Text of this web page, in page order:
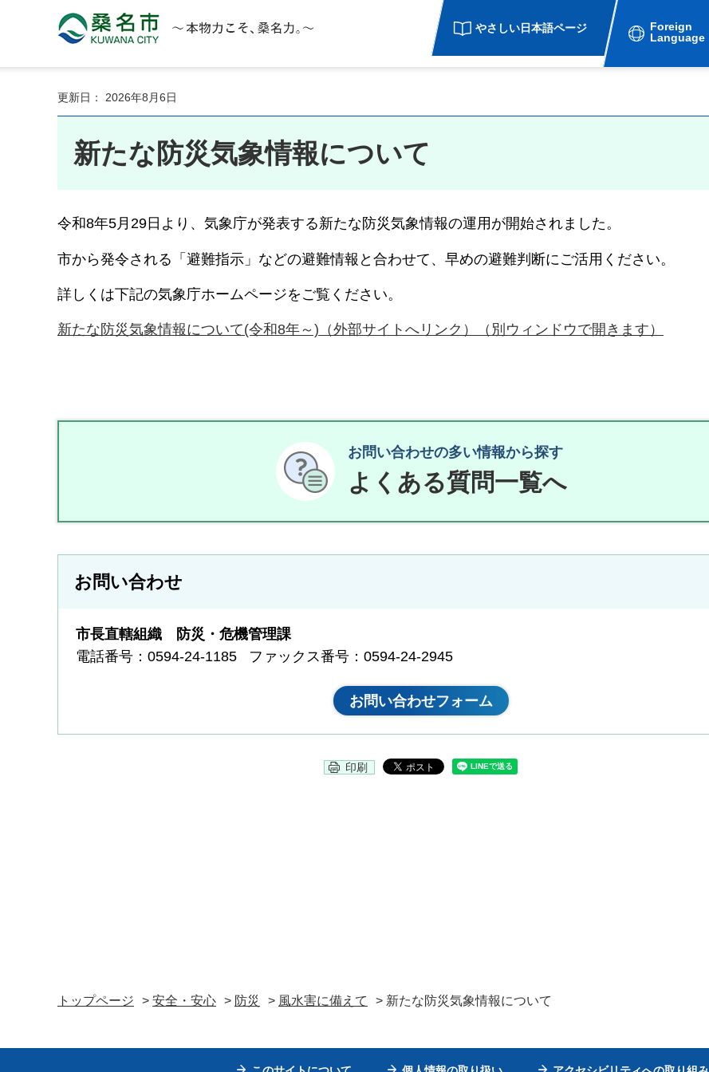
桑名市 KUWANA CITY 本物力こそ、桑名力。
やさしい日本語ページ
Foreign
Language
更新日： 2026年8月6日
新たな防災気象情報について
令和8年5月29日より、気象庁が発表する新たな防災気象情報の運用が開始されました。
市から発令される「避難指示」などの避難情報と合わせて、早めの避難判断にご活用ください。
詳しくは下記の気象庁ホームページをご覧ください。
新たな防災気象情報について(令和8年～)（外部サイトへリンク）（別ウィンドウで開きます）
お問い合わせの多い情報から探す
よくある質問一覧へ
お問い合わせ
市長直轄組織 防災・危機管理課
電話番号：0594-24-1185
ファックス番号：0594-24-2945
印刷
トップページ > 安全・安心 > 防災 > 風水害に備えて > 新たな防災気象情報について